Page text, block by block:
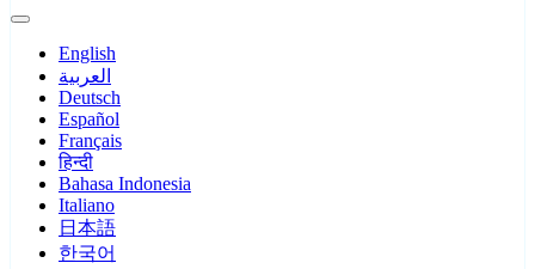
English
العربية
Deutsch
Español
Français
हिन्दी
Bahasa Indonesia
Italiano
日本語
한국어